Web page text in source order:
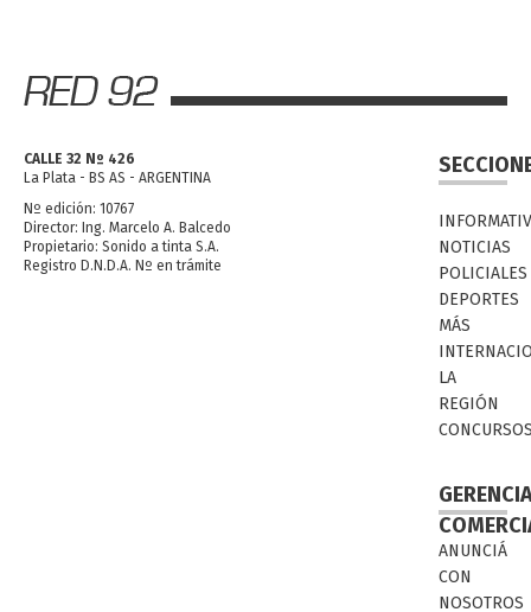
CALLE 32 Nº 426
La Plata - BS AS - ARGENTINA
Nº edición: 10767
Director: Ing. Marcelo A. Balcedo
Propietario: Sonido a tinta S.A.
Registro D.N.D.A. Nº en trámite
NOTICIAS
POLICIALES
DEPORTES
MÁS
LA
REGIÓN
ANUNCIÁ
CON
NOSOTROS